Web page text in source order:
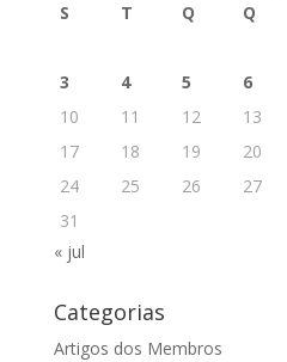
S T Q Q
3
4 5 6
10
11 12 13
17
18 19 20
24
25 26 27
31
« jul
Categorias
Artigos dos Membros